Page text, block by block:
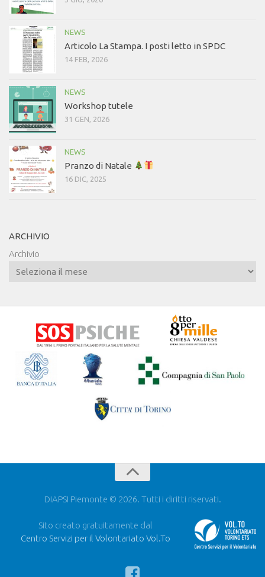
NEWS
Articolo La Stampa. I posti letto in SPDC
14 FEB, 2026
NEWS
Workshop tutele
31 GEN, 2026
NEWS
Pranzo di Natale
16 DIC, 2025
ARCHIVIO
Archivio
DIAPSI Piemonte © 2026. Tutti i diritti riservati.
Sito creato gratuitamente dal
Centro Servizi per il Volontariato Vol.To